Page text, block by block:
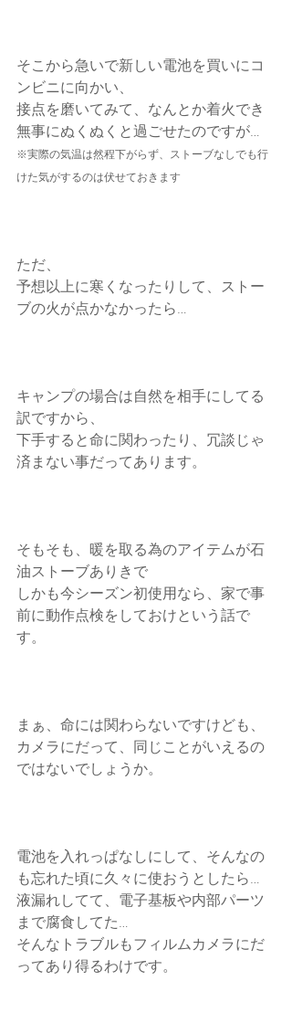
そこから急いで新しい電池を買いにコ
ンビニに向かい、
接点を磨いてみて、なんとか着火でき
無事にぬくぬくと過ごせたのですが…
※実際の気温は然程下がらず、ストーブなしでも行
けた気がするのは伏せておきます
ただ、
予想以上に寒くなったりして、ストー
ブの火が点かなかったら…
キャンプの場合は自然を相手にしてる
訳ですから、
下手すると命に関わったり、冗談じゃ
済まない事だってあります。
そもそも、暖を取る為のアイテムが石
油ストーブありきで
しかも今シーズン初使用なら、家で事
前に動作点検をしておけという話で
す。
まぁ、命には関わらないですけども、
カメラにだって、同じことがいえるの
ではないでしょうか。
電池を入れっぱなしにして、そんなの
も忘れた頃に久々に使おうとしたら…
液漏れしてて、電子基板や内部パーツ
まで腐食してた…
そんなトラブルもフィルムカメラにだ
ってあり得るわけです。